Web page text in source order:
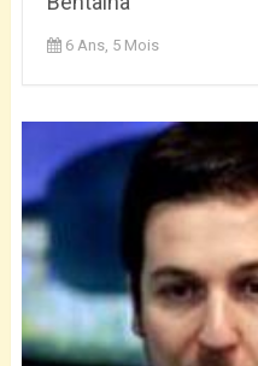
6 Ans, 5 Mois